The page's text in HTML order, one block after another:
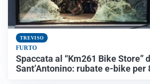
TREVISO
FURTO
Spaccata al “Km261 Bike Store”
Sant’Antonino: rubate e-bike per